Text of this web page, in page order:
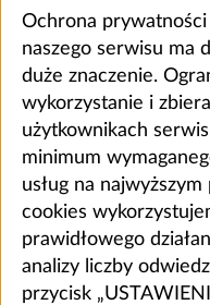
Ochrona
naszego serwisu ma
duże znaczenie.
wykorzystanie i
użytkownikach
minimum
usług na
cookies
prawidłowego
analizy liczby
przycisk